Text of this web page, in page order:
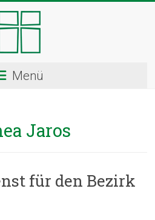
Menü
Jaros
für den Bezirk